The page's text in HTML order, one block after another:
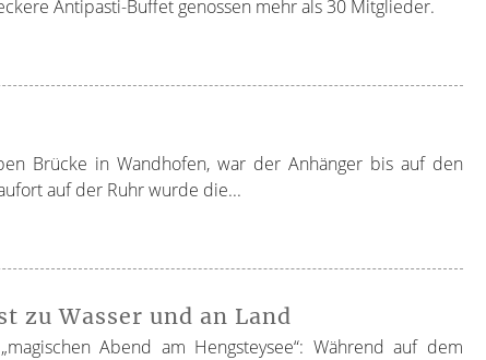
Antipasti-Buffet genossen mehr als 30 Mitglieder.
Brücke in Wandhofen, war der Anhänger bis auf den
auf der Ruhr wurde die...
zu Wasser und an Land
Abend am Hengsteysee“: Während auf dem